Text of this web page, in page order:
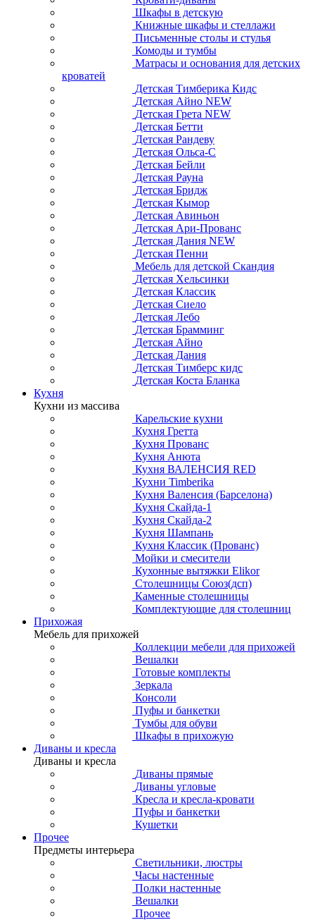
Шкафы в детскую
Книжные шкафы и стеллажи
Письменные столы и стулья
Комоды и тумбы
Матрасы и основания для детских
кроватей
Детская Тимберика Кидс
Детская Айно NEW
Детская Грета NEW
Детская Бетти
Детская Рандеву
Детская Ольса-С
Детская Бейли
Детская Рауна
Детская Бридж
Детская Кымор
Детская Авиньон
Детская Ари-Прованс
Детская Дания NEW
Детская Пенни
Мебель для детской Скандия
Детская Хельсинки
Детская Классик
Детская Сиело
Детская Лебо
Детская Брамминг
Детская Айно
Детская Дания
Детская Тимберс кидс
Детская Коста Бланка
Кухня
Кухни из массива
Карельские кухни
Кухня Гретта
Кухня Прованс
Кухня Анюта
Кухня ВАЛЕНСИЯ RED
Кухни Timberika
Кухня Валенсия (Барселона)
Кухня Скайда-1
Кухня Скайда-2
Кухня Шампань
Кухня Классик (Прованс)
Мойки и смесители
Кухонные вытяжки Elikor
Столешницы Союз(дсп)
Каменные столешницы
Комплектующие для столешниц
Прихожая
Мебель для прихожей
Коллекции мебели для прихожей
Вешалки
Готовые комплекты
Зеркала
Консоли
Пуфы и банкетки
Тумбы для обуви
Шкафы в прихожую
Диваны и кресла
Диваны и кресла
Диваны прямые
Диваны угловые
Кресла и кресла-кровати
Пуфы и банкетки
Кушетки
Прочее
Предметы интерьера
Светильники, люстры
Часы настенные
Полки настенные
Вешалки
Прочее